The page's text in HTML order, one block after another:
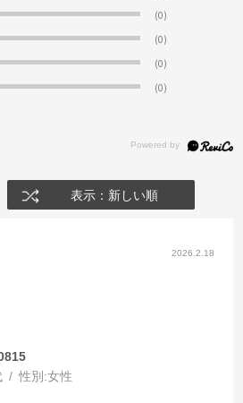
(0)
(0)
(0)
(0)
表示：新しい順
2026.2.18
性別:女性